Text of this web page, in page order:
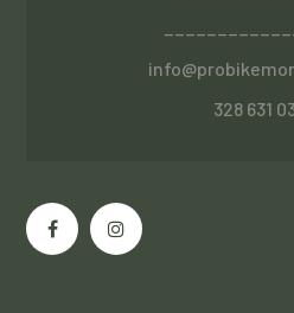
328 631